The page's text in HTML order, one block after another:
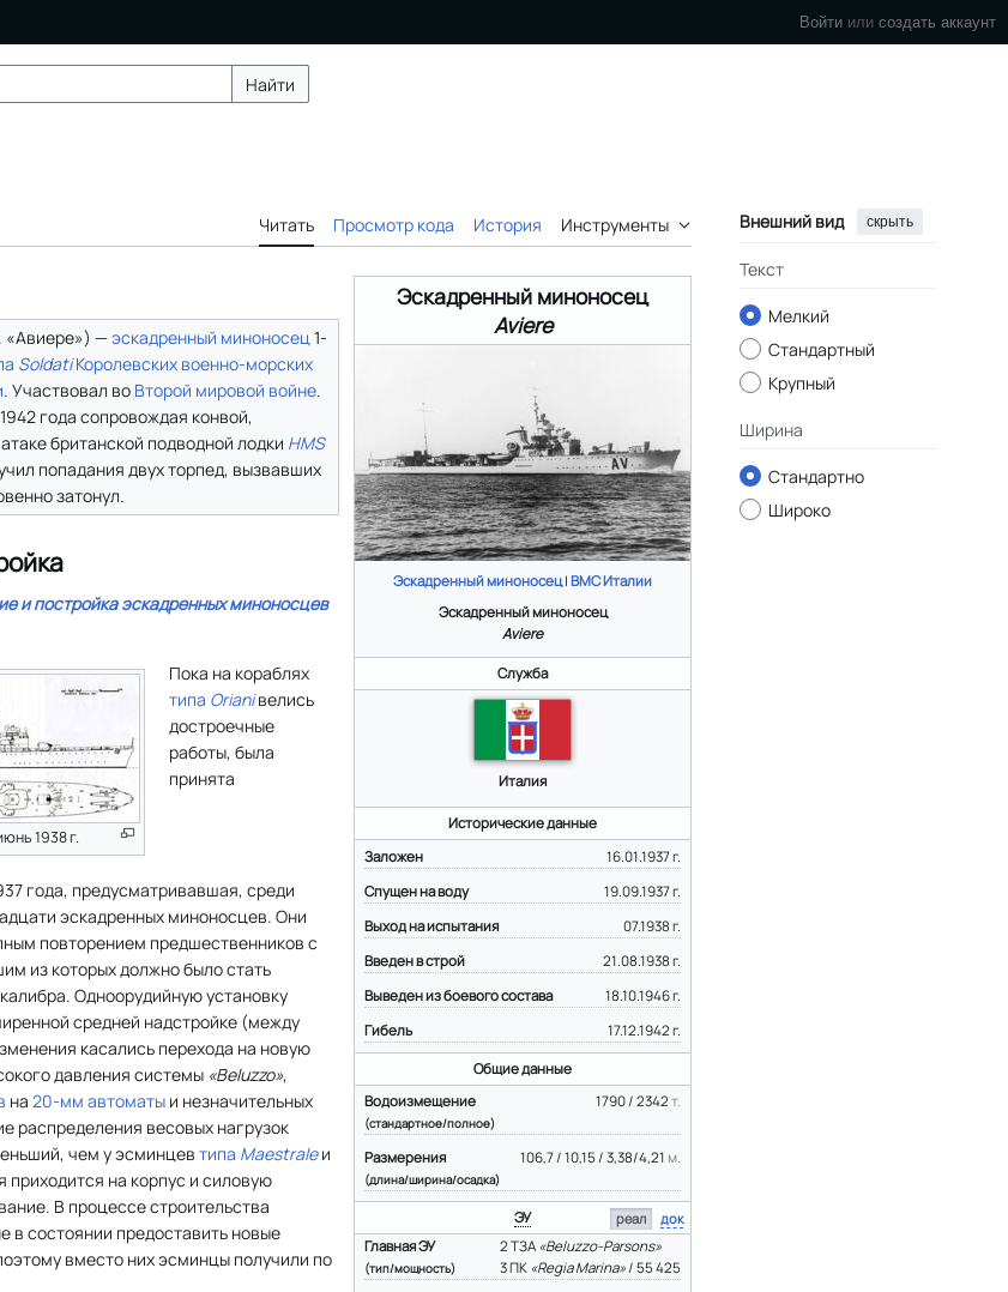
Войти или создать аккаунт
Найти
Читать Просмотр кода История Инструменты Внешний вид скрыть
Текст
Мелкий
Стандартный
Крупный
Ширина
Стандартно
Широко
Эскадренный миноносец
Aviere
Эскадренный миноносец| ВМС Италии
Эскадренный миноносец
Aviere
Служба
Италия
Исторические данные
16.01.1937 г.
Заложен
19.09.1937 г.
Спущен на воду
07.1938 г.
Выход на испытания
21.08.1938 г.
Введен в строй
18.10.1946 г.
Выведен из боевого состава
17.12.1942 г.
Гибель
Общие данные
1790 / 2342 т.
Водоизмещение
(стандартное/полное)
106,7 / 10,15 / 3,38/4,21 м.
Размерения
(длина/ширина/осадка)
ЭУ реал
док
2 ТЗА «Beluzzo-Parsons»
3 ПК «Regia Marina»/ 55 425
Главная ЭУ
(тип/мощность)
«Авиере») — эскадренный миноносец1-
Soldati Королевских военно-морских
. Участвовал во Второй мировой войне.
года сопровождая конвой,
британской подводной лодки HMS
попадания двух торпед, вызвавших
затонул.
и постройка эскадренных миноносцев
1938 г.
Пока на кораблях
типа Orianiвелись
достроечные
работы, была
принята
года, предусматривавшая, среди
эскадренных миноносцев. Они
повторением предшественников с
из которых должно было стать
Одноорудийную установку
средней надстройке (между
касались перехода на новую
давления системы «Beluzzo»,
на 20-мм автоматы и незначительных
распределения весовых нагрузок
чем у эсминцев типа Maestraleи
на корпус и силовую
В процессе строительства
в состоянии предоставить новые
вместо них эсминцы получили по